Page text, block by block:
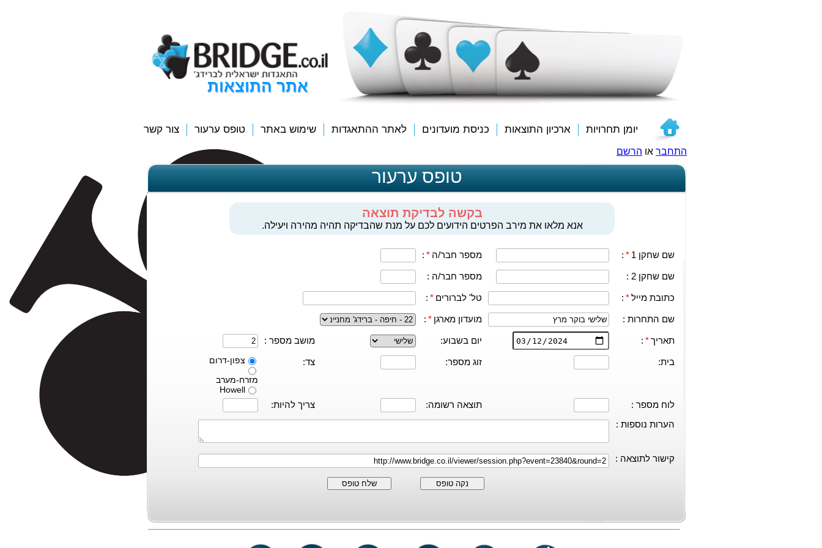
אתר התוצאות
יומן תחרויות ארכיון התוצאות כניסת מועדונים לאתר ההתאגדות שימוש באתר טופס ערעור צור קשר
התחבר או הרשם
טופס ערעור
בקשה לבדיקת תוצאה
אנא מלאו את מירב הפרטים הידועים לכם על מנת שהבדיקה תהיה מהירה ויעילה.
שם שחקן 1 *
: מספר חבר/ה *
:
שם שחקן 2 : מספר חבר/ה :
כתובת מייל*
: טל' לברורים *
:
שם התחרות : מועדון מארגן *
:
תאריך*
: יום בשבוע: מושב מספר :
בית: זוג מספר: צד:
צפון-דרום
מזרח-מערב
Howell
לוח מספר : תוצאה רשומה:
צריך להיות:
הערות נוספות :
קישור לתוצאה :
נקה טופס שלח טופס